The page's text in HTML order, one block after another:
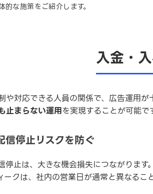
な施策をご紹介します。
入金・
や対応できる人員の関係で、広告運用
止まらない運用を実現することが可能で
信停止リスクを防ぐ
止は、大きな機会損失につながります。
ークは、社内の営業日が通常と異なるこ